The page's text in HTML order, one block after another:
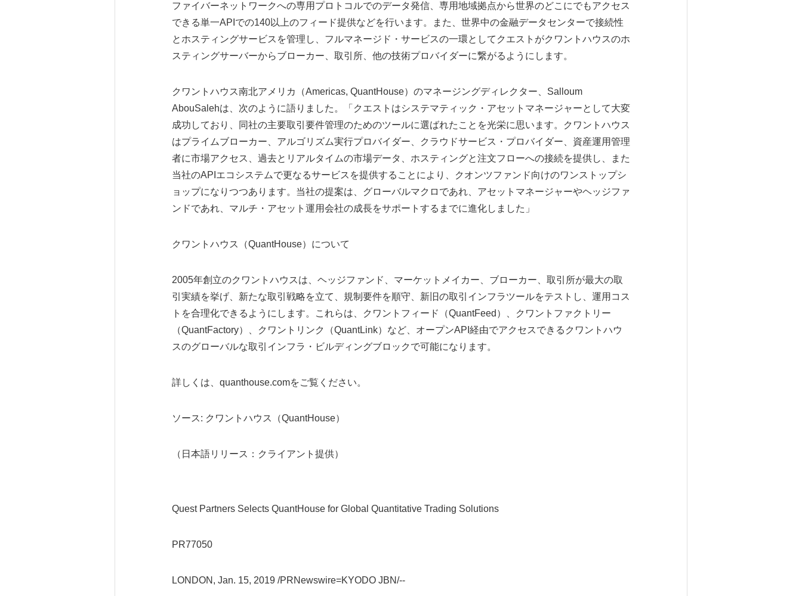
ファイバーネットワークへの専用プロトコルでのデータ発信、専用地域拠点から世界のどこにでもアクセス
できる単一APIでの140以上のフィード提供などを行います。また、世界中の金融データセンターで接続性
とホスティングサービスを管理し、フルマネージド・サービスの一環としてクエストがクワントハウスのホ
スティングサーバーからブローカー、取引所、他の技術プロバイダーに繋がるようにします。
クワントハウス南北アメリカ（Americas, QuantHouse）のマネージングディレクター、Salloum
AbouSalehは、次のように語りました。「クエストはシステマティック・アセットマネージャーとして大変
成功しており、同社の主要取引要件管理のためのツールに選ばれたことを光栄に思います。クワントハウス
はプライムブローカー、アルゴリズム実行プロバイダー、クラウドサービス・プロバイダー、資産運用管理
者に市場アクセス、過去とリアルタイムの市場データ、ホスティングと注文フローへの接続を提供し、また
当社のAPIエコシステムで更なるサービスを提供することにより、クオンツファンド向けのワンストップシ
ョップになりつつあります。当社の提案は、グローバルマクロであれ、アセットマネージャーやヘッジファ
ンドであれ、マルチ・アセット運用会社の成長をサポートするまでに進化しました」
クワントハウス（QuantHouse）について
2005年創立のクワントハウスは、ヘッジファンド、マーケットメイカー、ブローカー、取引所が最大の取
引実績を挙げ、新たな取引戦略を立て、規制要件を順守、新旧の取引インフラツールをテストし、運用コス
トを合理化できるようにします。これらは、クワントフィード（QuantFeed）、クワントファクトリー
（QuantFactory）、クワントリンク（QuantLink）など、オープンAPI経由でアクセスできるクワントハウ
スのグローバルな取引インフラ・ビルディングブロックで可能になります。
詳しくは、quanthouse.comをご覧ください。
ソース: クワントハウス（QuantHouse）
（日本語リリース：クライアント提供）
Quest Partners Selects QuantHouse for Global Quantitative Trading Solutions
PR77050
LONDON, Jan. 15, 2019 /PRNewswire=KYODO JBN/--